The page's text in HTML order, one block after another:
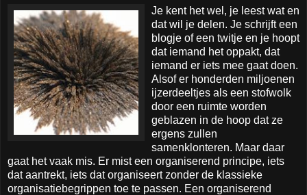
Je kent het wel, je leest wat en
dat wil je delen. Je schrijft een
blogje of een twitje en je hoopt
dat iemand het oppakt, dat
iemand er iets mee gaat doen.
Alsof er honderden miljoenen
ijzerdeeltjes als een stofwolk
door een ruimte worden
geblazen in de hoop dat ze
ergens zullen
samenklonteren. Maar daar
gaat het vaak mis. Er mist een organiserend principe, iets
dat aantrekt, iets dat organiseert zonder de klassieke
organisatiebegrippen toe te passen. Een organiserend